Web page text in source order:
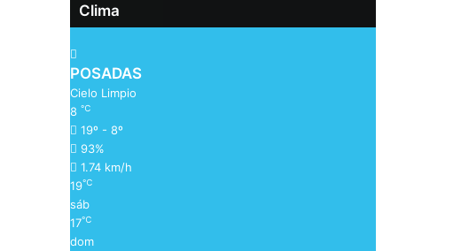
Clima
POSADAS
Cielo Limpio
8℃
19º - 8º
93%
1.74 km/h
19℃
sáb
17℃
dom